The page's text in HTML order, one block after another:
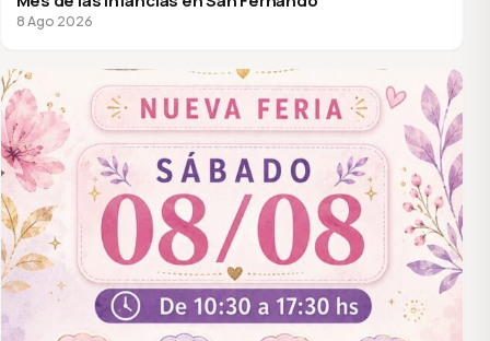
8 Ago 2026